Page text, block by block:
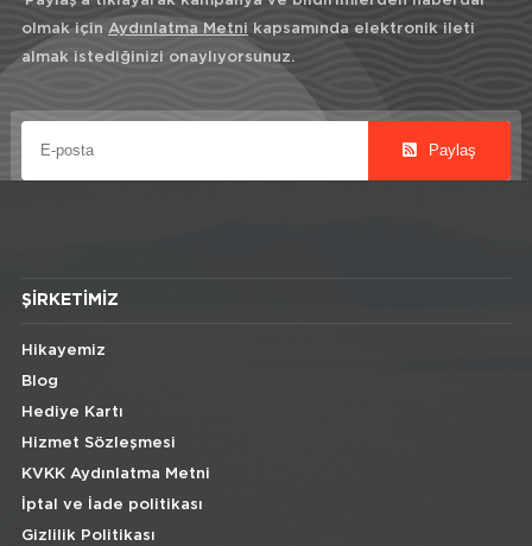
olmak için Aydınlatma Metni kapsamında elektronik ileti
almak istediğinizi onaylıyorsunuz.
Paylaş
ŞIRKETIMIZ
Hikayemiz
Blog
Hediye Kartı
Hizmet Sözleşmesi
KVKK Aydınlatma Metni
İptal ve İade politikası
Gizlilik Politikası